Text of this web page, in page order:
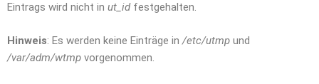
Eintrags wird nicht in ut_idfestgehalten.
Hinweis: Es werden keine Einträge in /etc/utmp und
/var/adm/wtmp vorgenommen.